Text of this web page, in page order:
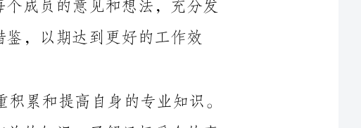
在每一个宣传活动中，我都会去学习相关的知识，了解目标受众的喜
好和需求，从而更好地制定宣传方案和策略。我会不断学习和掌握一